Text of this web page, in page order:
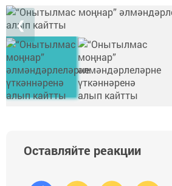
❮
Оставляйте реакции